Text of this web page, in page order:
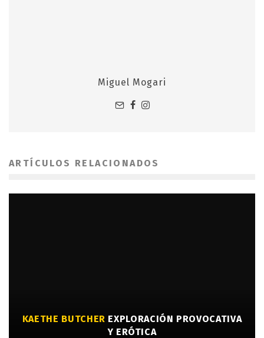
Miguel Mogari
ARTÍCULOS RELACIONADOS
KAETHE BUTCHER EXPLORACIÓN PROVOCATIVA
Y ERÓTICA